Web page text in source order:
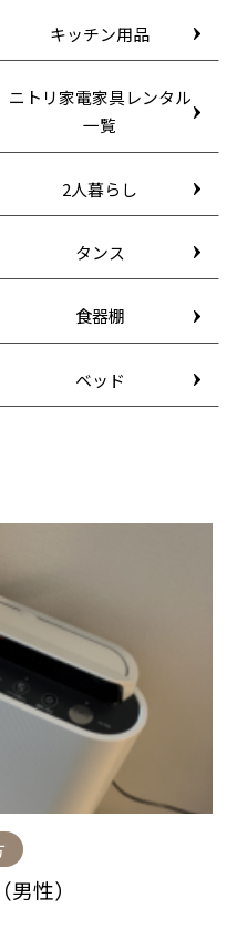
キッチン用品
ニトリ家電家具レンタル
一覧
2人暮らし
タンス
食器棚
ベッド
性）